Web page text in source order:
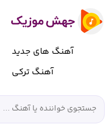
آهنگ های جدید
آهنگ ترکی